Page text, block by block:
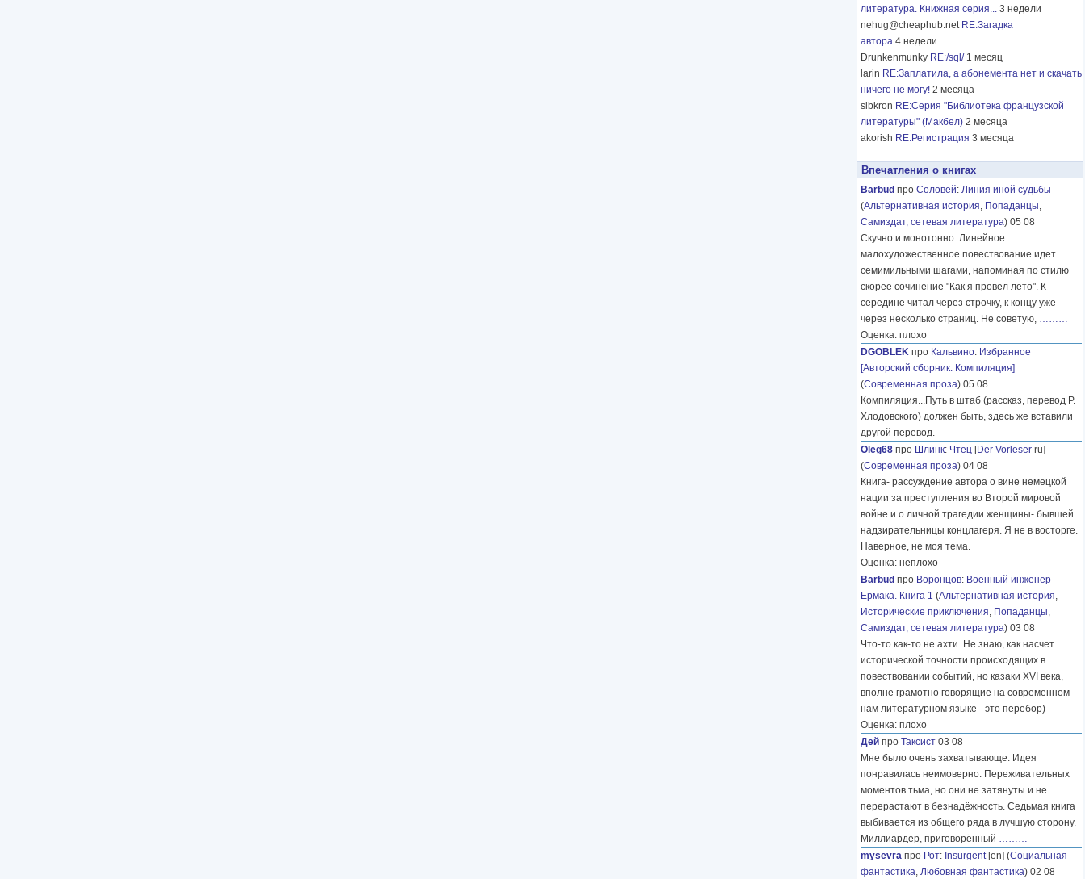
литература. Книжная серия... 3 недели
nehug@cheaphub.net RE:Загадка
автора 4 недели
Drunkenmunky RE:/sql/ 1 месяц
larin RE:Заплатила, а абонемента нет и скачать
ничего не могу! 2 месяца
sibkron RE:Серия "Библиотека французской
литературы" (Макбел) 2 месяца
akorish RE:Регистрация 3 месяца
Впечатления о книгах
Barbud про Соловей: Линия иной судьбы
(Альтернативная история, Попаданцы,
Самиздат, сетевая литература) 05 08
Скучно и монотонно. Линейное
малохудожественное повествование идет
семимильными шагами, напоминая по стилю
скорее сочинение "Как я провел лето". К
середине читал через строчку, к концу уже
через несколько страниц. Не советую, ………
Оценка: плохо
DGOBLEK про Кальвино: Избранное
[Авторский сборник. Компиляция]
(Современная проза) 05 08
Компиляция...Путь в штаб (рассказ, перевод Р.
Хлодовского) должен быть, здесь же вставили
другой перевод.
Oleg68 про Шлинк: Чтец [Der Vorleser ru]
(Современная проза) 04 08
Книга- рассуждение автора о вине немецкой
нации за преступления во Второй мировой
войне и о личной трагедии женщины- бывшей
надзирательницы концлагеря. Я не в восторге.
Наверное, не моя тема.
Оценка: неплохо
Barbud про Воронцов: Военный инженер
Ермака. Книга 1 (Альтернативная история,
Исторические приключения, Попаданцы,
Самиздат, сетевая литература) 03 08
Что-то как-то не ахти. Не знаю, как насчет
исторической точности происходящих в
повествовании событий, но казаки XVI века,
вполне грамотно говорящие на современном
нам литературном языке - это перебор)
Оценка: плохо
Дей про Таксист 03 08
Мне было очень захватывающе. Идея
понравилась неимоверно. Переживательных
моментов тьма, но они не затянуты и не
перерастают в безнадёжность. Седьмая книга
выбивается из общего ряда в лучшую сторону.
Миллиардер, приговорённый ………
mysevra про Рот: Insurgent[en] (Социальная
фантастика, Любовная фантастика) 02 08